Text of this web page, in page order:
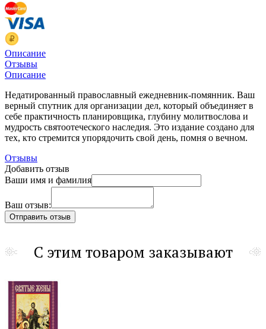
Описание
Отзывы
Описание
Недатированный православный ежедневник-помянник. Ваш
верный спутник для организации дел, который объединяет в
себе практичность планировщика, глубину молитвослова и
мудрость святоотеческого наследия. Это издание создано для
тех, кто стремится упорядочить свой день, помня о вечном.
Отзывы
Добавить отзыв
Ваши имя и фамилия
Ваш отзыв:
С этим товаром заказывают